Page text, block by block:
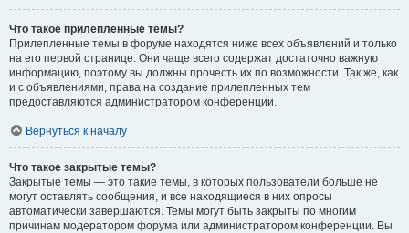
Что такое прилепленные темы?
Прилепленные темы в форуме находятся ниже всех объявлений и только
на его первой странице. Они чаще всего содержат достаточно важную
информацию, поэтому вы должны прочесть их по возможности. Так же, как
и с объявлениями, права на создание прилепленных тем
предоставляются администратором конференции.
Вернуться к началу
Что такое закрытые темы?
Закрытые темы — это такие темы, в которых пользователи больше не
могут оставлять сообщения, и все находящиеся в них опросы
автоматически завершаются. Темы могут быть закрыты по многим
причинам модератором форума или администратором конференции. Вы